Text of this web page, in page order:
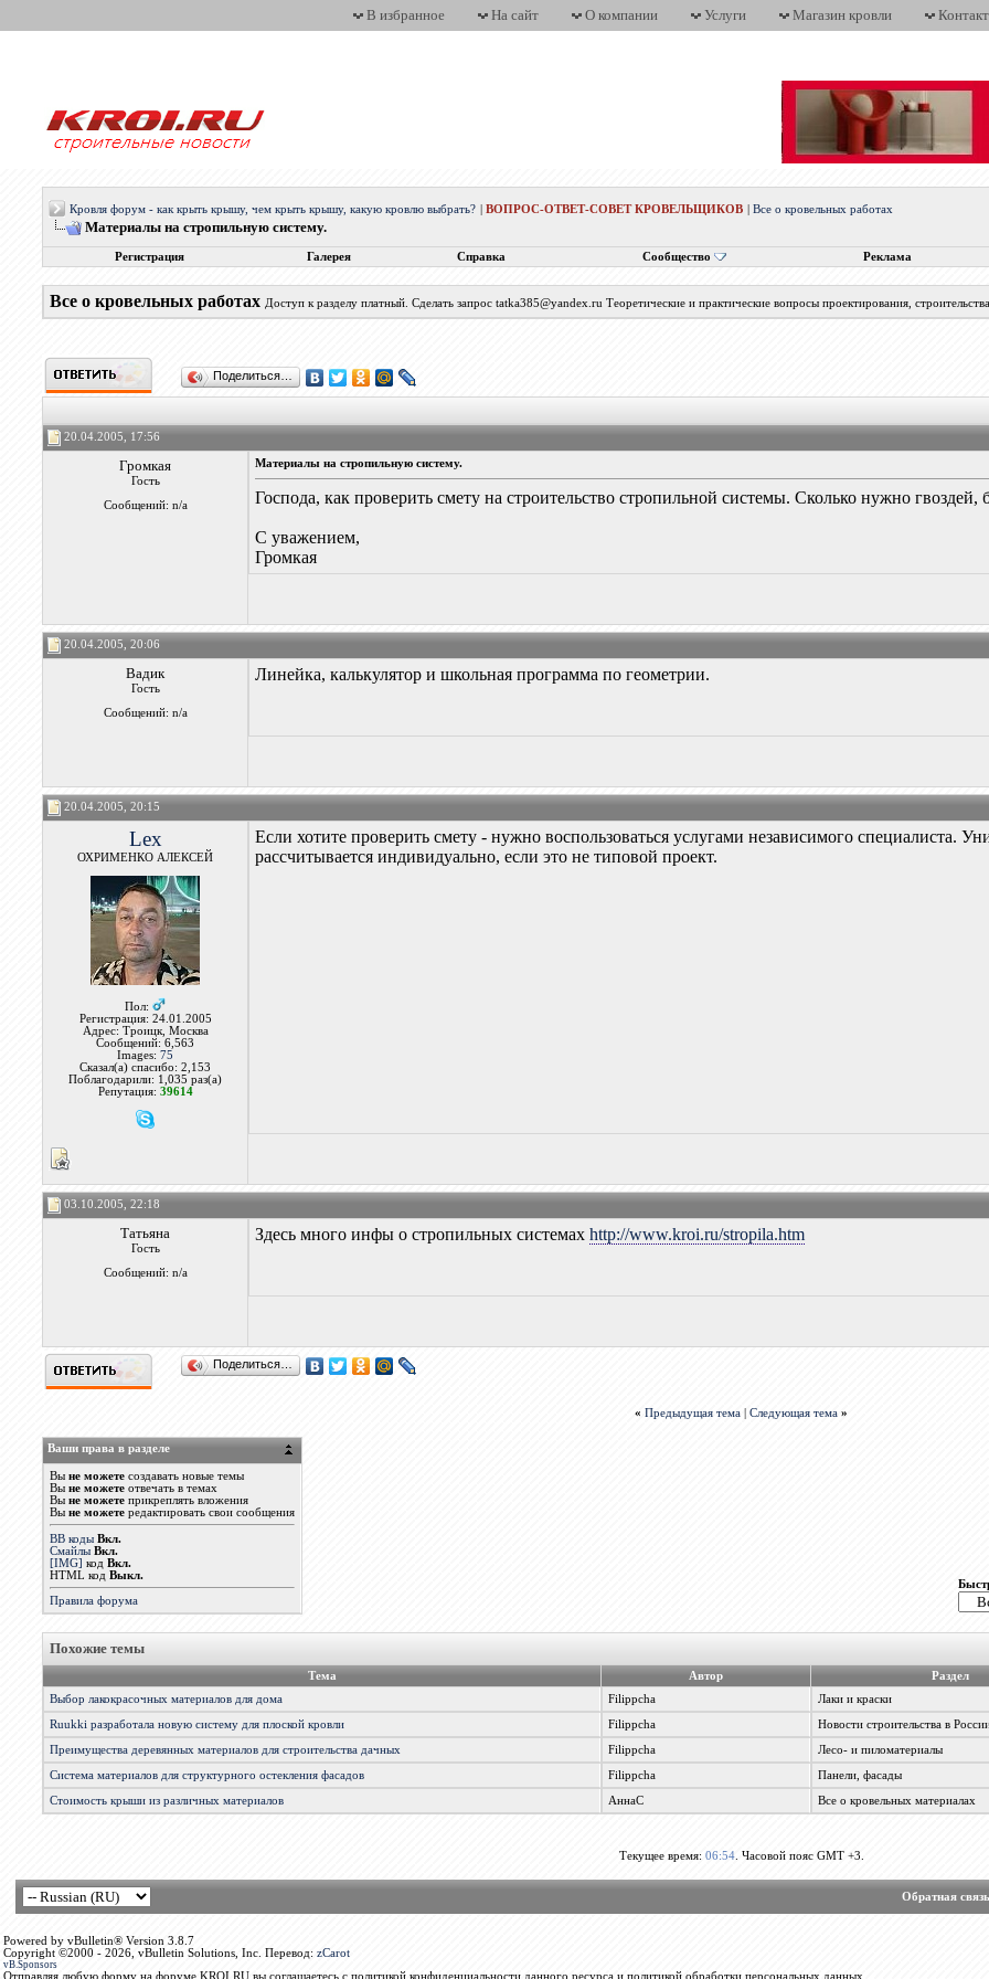
В избранное На сайт О компании Услуги Магазин кровли
Кровля форум - как крыть крышу, чем крыть крышу, какую кровлю выбрать? |ВОПРОС-ОТВЕТ-СОВЕТ КРОВЕЛЬЩИКОВ |Все о кровельных работах
Материалы на стропильную систему.
Регистрация Галерея Справка Сообщество Реклама
Все о кровельных работах Доступ к разделу платный. Сделать запрос tatka385@yandex.ru Теоретические и практические вопросы проектирования,
Поделиться…
20.04.2005, 17:56
Громкая
Гость
Сообщений: n/a
Материалы на стропильную систему.
Господа, как проверить смету на строительство стропильной системы. Сколько нужно гвоздей,
С уважением,
Громкая
20.04.2005, 20:06
Вадик
Гость
Сообщений: n/a
Линейка, калькулятор и школьная программа по геометрии.
20.04.2005, 20:15
Lex
ОХРИМЕНКО АЛЕКСЕЙ
Пол:
Регистрация: 24.01.2005
Адрес: Троицк, Москва
Сообщений: 6,563
Images:75
Сказал(а) спасибо: 2,153
Поблагодарили: 1,035 раз(а)
Репутация: 39614
Если хотите проверить смету - нужно воспользоваться услугами независимого специалиста.
рассчитывается индивидуально, если это не типовой проект.
03.10.2005, 22:18
Татьяна
Гость
Сообщений: n/a
Здесь много инфы о стропильных системахhttp://www.kroi.ru/stropila.htm
Поделиться…
« Предыдущая тема |Следующая тема »
Ваши права в разделе
Выне можете создавать новые темы
Выне можете отвечать в темах
Выне можете прикреплять вложения
Выне можете редактировать свои сообщения
BB коды Вкл.
Смайлы Вкл.
[IMG] кодВкл.
HTML кодВыкл.
Правила форума
Похожие темы
Тема Автор
Раздел
Выбор лакокрасочных материалов для дома
Filippcha Лаки и краски
Ruukki разработала новую систему для плоской кровли Filippcha Новости строительства в
Преимущества деревянных материалов для строительства дачных Filippcha Лесо- и пиломатериалы
Система материалов для структурного остекления фасадов Filippcha Панели, фасады
Стоимость крыши из различных материалов АннаС Все о кровельных материалах
Текущее время: 06:54. Часовой пояс GMT +3.
Обратная связь
Powered by vBulletin® Version 3.8.7
Copyright ©2000 - 2026, vBulletin Solutions, Inc. Перевод: zCarot
vB.Sponsors
Отправляя любую форму на форуме KROI.RU вы соглашаетесь с политикой конфиденциальности данного ресурса и политикой обработки персональных данных.